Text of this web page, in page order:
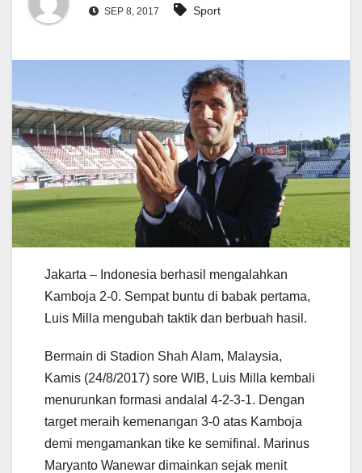
SEP 8, 2017 Sport
Jakarta – Indonesia berhasil mengalahkan
Kamboja 2-0. Sempat buntu di babak pertama,
Luis Milla mengubah taktik dan berbuah hasil.
Bermain di Stadion Shah Alam, Malaysia,
Kamis (24/8/2017) sore WIB, Luis Milla kembali
menurunkan formasi andalal 4-2-3-1. Dengan
target meraih kemenangan 3-0 atas Kamboja
demi mengamankan tike ke semifinal. Marinus
Maryanto Wanewar dimainkan sejak menit